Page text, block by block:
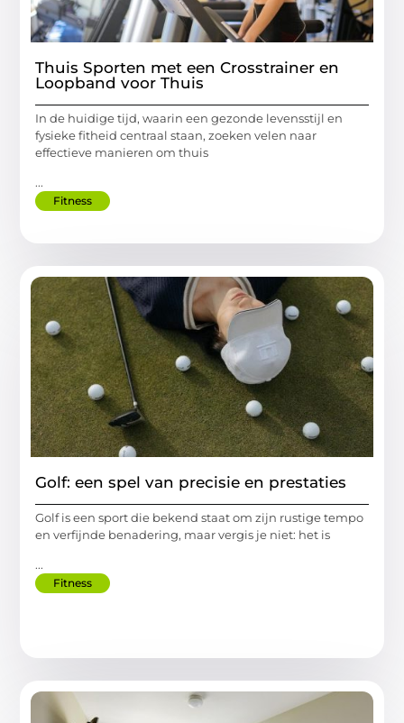
Thuis Sporten met een Crosstrainer en
Loopband voor Thuis
In de huidige tijd, waarin een gezonde levensstijl en
fysieke fitheid centraal staan, zoeken velen naar
effectieve manieren om thuis
...
Fitness
Golf: een spel van precisie en prestaties
Golf is een sport die bekend staat om zijn rustige tempo
en verfijnde benadering, maar vergis je niet: het is
...
Fitness